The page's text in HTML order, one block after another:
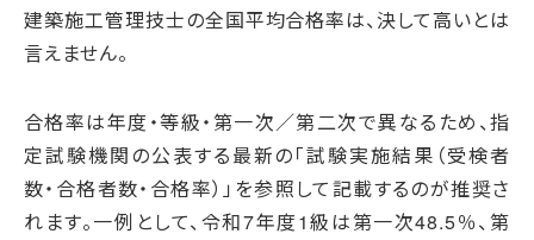
建築施工管理技士の全国平均合格率は、決して高いとは
言えません。
合格率は年度・等級・第一次／第二次で異なるため、指
定試験機関の公表する最新の「試験実施結果（受検者
数・合格者数・合格率）」を参照して記載するのが推奨さ
れます。一例として、令和7年度1級は第一次48.5％、第